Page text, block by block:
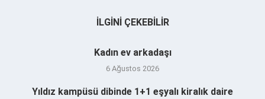
İLGINI ÇEKEBILIR
Kadın ev arkadaşı
6 Ağustos 2026
Yıldız kampüsü dibinde 1+1 eşyalı kiralık daire